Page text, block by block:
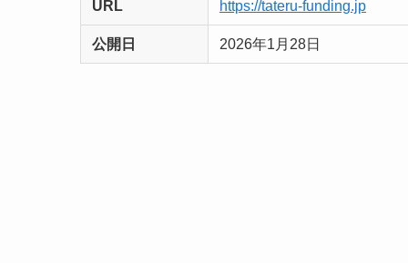
URL https://tateru-funding.jp
公開日 2026年1月28日